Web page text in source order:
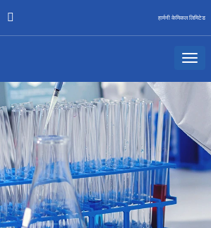
हार्मनी केमिकल लिमिटेड